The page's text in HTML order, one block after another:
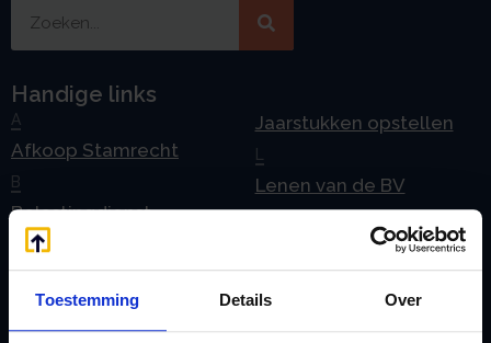
Toestemming Details Over
Handige links
A
Afkoop Stamrecht
B
Belastingdienst
doorgeven
Jaarstukken opstellen
L
Lenen van de BV
Liquidatie Pensioen BV
Loonadministratie